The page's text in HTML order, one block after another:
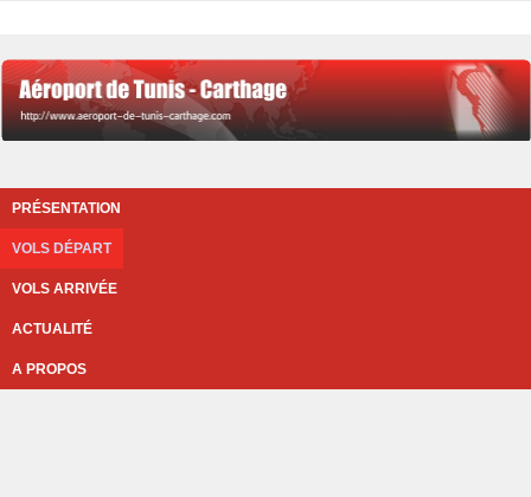
PRÉSENTATION
VOLS DÉPART
VOLS ARRIVÉE
ACTUALITÉ
A PROPOS